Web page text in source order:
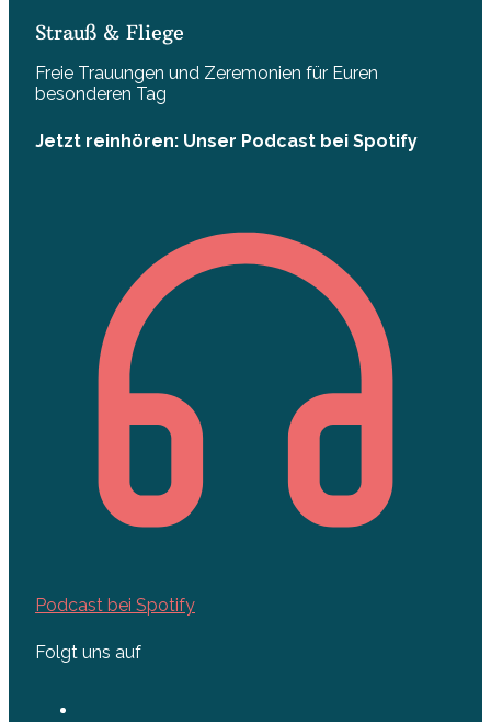
Strauß & Fliege
Freie Trauungen und Zeremonien für Euren
besonderen Tag
Jetzt reinhören: Unser Podcast bei Spotify
Podcast bei Spotify
Folgt uns auf